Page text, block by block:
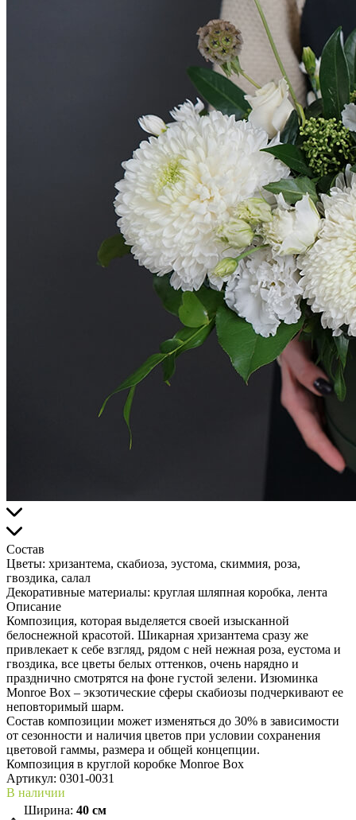
Состав
Цветы: хризантема, скабиоза, эустома, скиммия, роза,
гвоздика, салал
Декоративные материалы: круглая шляпная коробка, лента
Описание
Композиция, которая выделяется своей изысканной
белоснежной красотой. Шикарная хризантема сразу же
привлекает к себе взгляд, рядом с ней нежная роза, еустома и
гвоздика, все цветы белых оттенков, очень нарядно и
празднично смотрятся на фоне густой зелени. Изюминка
Monroe Box – экзотические сферы скабиозы подчеркивают ее
неповторимый шарм.
Состав композиции может изменяться до 30% в зависимости
от сезонности и наличия цветов при условии сохранения
цветовой гаммы, размера и общей концепции.
Композиция в круглой коробке Monroe Box
Артикул: 0301-0031
В наличии
Ширина: 40 см